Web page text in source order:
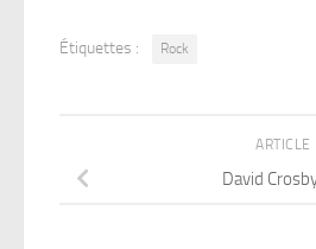
Étiquettes : Rock
ARTICLE
David